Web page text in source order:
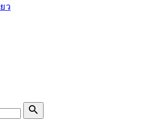
ว

Search